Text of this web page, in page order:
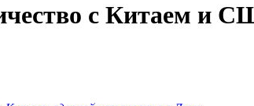
с Китаем и